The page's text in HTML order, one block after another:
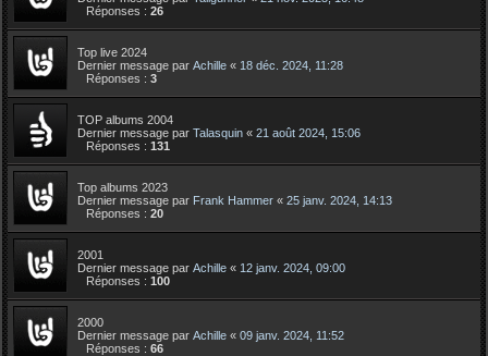
Réponses : 26
Top live 2024
Dernier message par Achille « 18 déc. 2024, 11:28
Réponses : 3
TOP albums 2004
Dernier message par Talasquin « 21 août 2024, 15:06
Réponses : 131
Top albums 2023
Dernier message par Frank Hammer « 25 janv. 2024, 14:13
Réponses : 20
2001
Dernier message par Achille « 12 janv. 2024, 09:00
Réponses : 100
2000
Dernier message par Achille « 09 janv. 2024, 11:52
Réponses : 66